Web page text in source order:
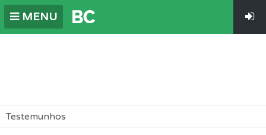
MENU
Testemunhos